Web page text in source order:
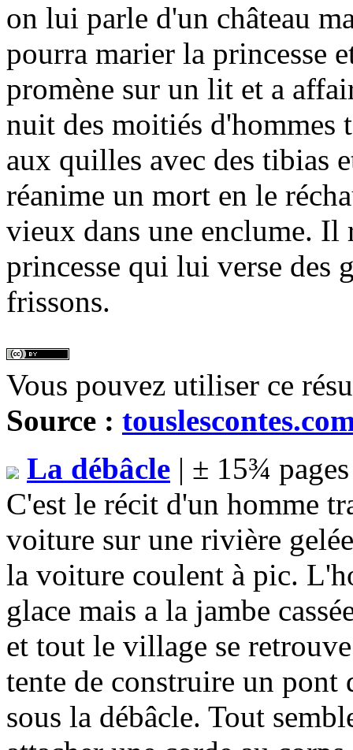
on lui parle d'un château
pourra marier la princesse
promène sur un lit et a
nuit des moitiés d'hommes
aux quilles avec des tibias
réanime un mort en le
vieux dans une enclume. Il
princesse qui lui verse des
frissons.
Vous pouvez utiliser ce
Source :
La débâcle | ± 15¾
C'est le récit d'un homme
voiture sur une rivière
la voiture coulent à pic.
glace mais a la jambe
et tout le village se
tente de construire un pont
sous la débâcle. Tout